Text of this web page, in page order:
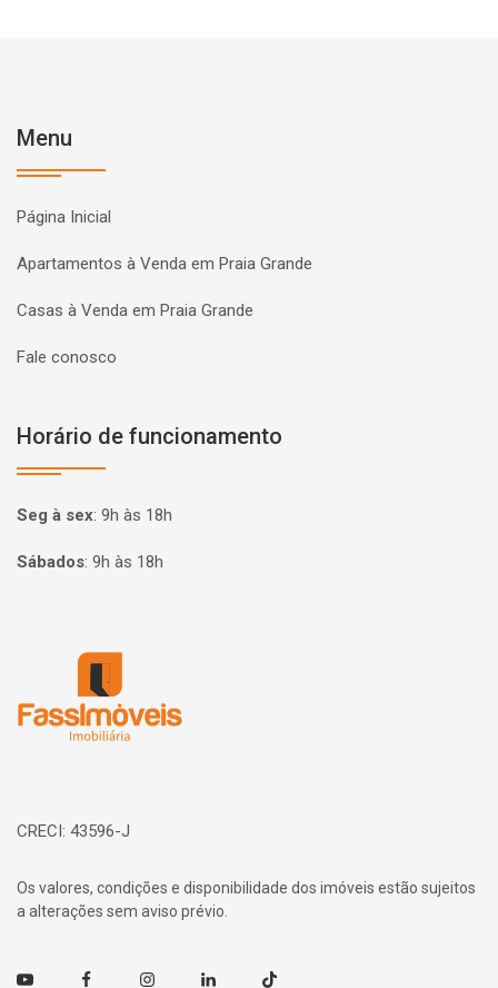
Menu
Página Inicial
Apartamentos à Venda em Praia Grande
Casas à Venda em Praia Grande
Fale conosco
Horário de funcionamento
Seg à sex: 9h às 18h
Sábados: 9h às 18h
CRECI: 43596-J
Os valores, condições e disponibilidade dos imóveis estão sujeitos
a alterações sem aviso prévio.
Youtube FacebookInstagramLinkedin TikTok